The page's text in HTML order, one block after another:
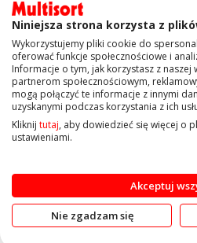
KONTAKT
OBSŁUGA KLIENTA
INFORMACJE
Copyright © 2019 Multisort.pl.
Niniejsza strona korzysta z
Wykorzystujemy pliki cookie do
oferować funkcje społecznościowe i
Informacje o tym, jak korzystasz z
partnerom społecznościowym,
mogą połączyć te informacje z innymi
uzyskanymi podczas korzystania z ich
Kliknij tutaj, aby dowiedzieć się więcej o
ustawieniami.
Akceptuj
Nie zgadzam się